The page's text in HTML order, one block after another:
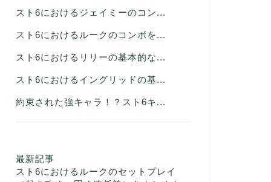
スト6におけるジェイミーのコン...
スト6におけるルークのコンボを...
スト6におけるリリーの基本的な...
スト6におけるイングリッドの基...
約束された強キャラ！？スト6キ...
最新記事
スト6におけるルークのセットプレイ